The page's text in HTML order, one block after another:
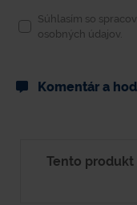
Súhlasím so
osobných údajov.
Komentár a
Tento